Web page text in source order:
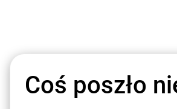
Coś poszło